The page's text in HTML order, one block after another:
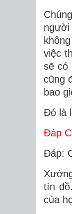
việc
sẽ có
cũng
bao
Ðó là
Ðáp
Ðáp:
tín
của